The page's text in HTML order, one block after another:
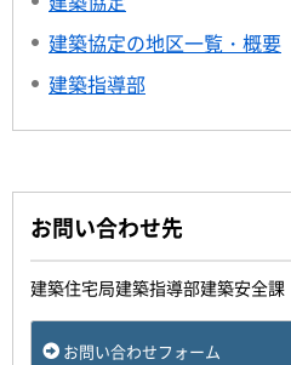
建築協定の地区一覧・概要
建築指導部
お問い合わせ先
建築住宅局建築指導部建築安全課
お問い合わせフォーム